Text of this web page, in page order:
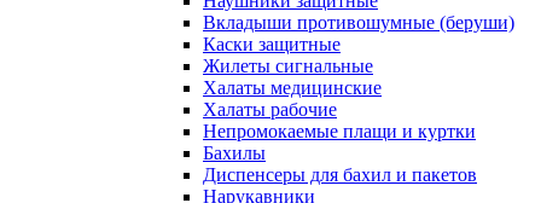
Вкладыши противошумные (беруши)
Каски защитные
Жилеты сигнальные
Халаты медицинские
Халаты рабочие
Непромокаемые плащи и куртки
Бахилы
Диспенсеры для бахил и пакетов
Нарукавники